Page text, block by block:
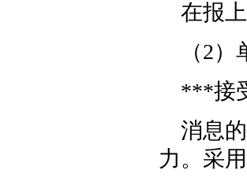
在报
（2
***接
消息
力。采